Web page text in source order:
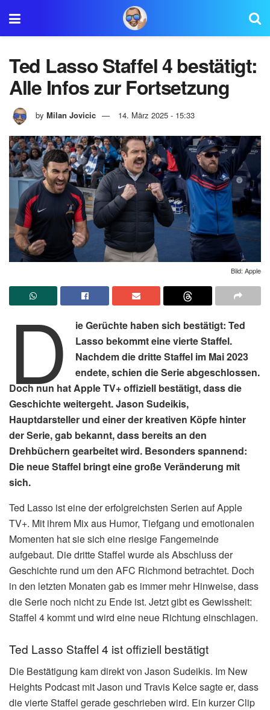
Ted Lasso Staffel 4 bestätigt:
Alle Infos zur Fortsetzung
by Milan Jovicic 14. März 2025 - 15:33
Bild: Apple
D
ie Gerüchte haben sich bestätigt: Ted
Lasso bekommt eine vierte Staffel.
Nachdem die dritte Staffel im Mai 2023
endete, schien die Serie abgeschlossen.
Doch nun hat Apple TV+ offiziell bestätigt, dass die
Geschichte weitergeht. Jason Sudeikis,
Hauptdarsteller und einer der kreativen Köpfe hinter
der Serie, gab bekannt, dass bereits an den
Drehbüchern gearbeitet wird. Besonders spannend:
Die neue Staffel bringt eine große Veränderung mit
sich.
Ted Lasso ist eine der erfolgreichsten Serien auf Apple
TV+. Mit ihrem Mix aus Humor, Tiefgang und emotionalen
Momenten hat sie sich eine riesige Fangemeinde
aufgebaut. Die dritte Staffel wurde als Abschluss der
Geschichte rund um den AFC Richmond betrachtet. Doch
in den letzten Monaten gab es immer mehr Hinweise, dass
die Serie noch nicht zu Ende ist. Jetzt gibt es Gewissheit:
Staffel 4 kommt und wird eine neue Richtung einschlagen.
Ted Lasso Staffel 4 ist offiziell bestätigt
Die Bestätigung kam direkt von Jason Sudeikis. Im New
Heights Podcast mit Jason und Travis Kelce sagte er, dass
die vierte Staffel gerade geschrieben wird. Ein kurzer Clip